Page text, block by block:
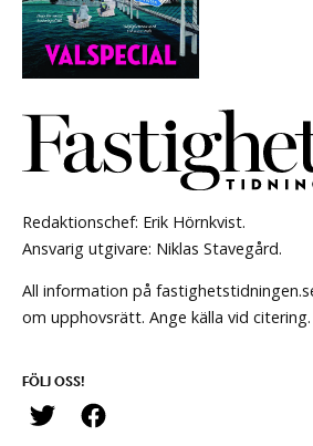
Redaktionschef: Erik Hörnkvist.
Ansvarig utgivare: Niklas Stavegård.
All information på
om upphovsrätt. Ange källa vid citering.
FÖLJ OSS!